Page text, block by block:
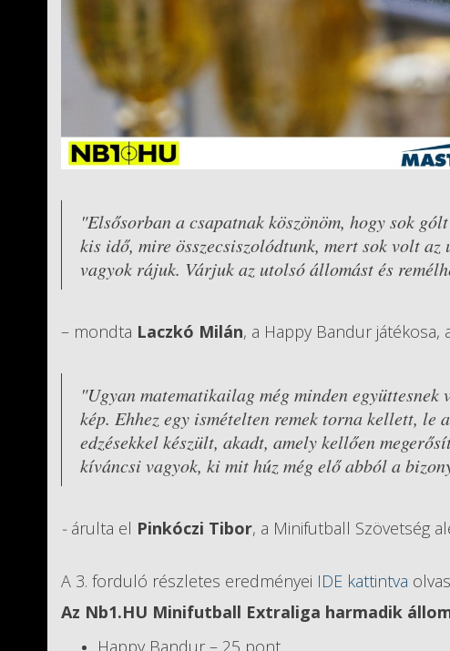
"Elsősorban a csapatnak köszönöm, hogy sok
kis idő, mire összecsiszolódtunk, mert sok volt
vagyok rájuk. Várjuk az utolsó állomást és
– mondta Laczkó Milán, a Happy Bandur játékosa,
"Ugyan matematikailag még minden
kép. Ehhez egy ismételten remek torna kellett,
edzésekkel készült, akadt, amely kellően
kíváncsi vagyok, ki mit húz még elő abból a
- árulta el Pinkóczi Tibor, a Minifutball Szövetség
A 3. forduló részletes eredményei IDE kattintva
Az Nb1.HU Minifutball Extraliga harmadik
Happy Bandur – 25 pont